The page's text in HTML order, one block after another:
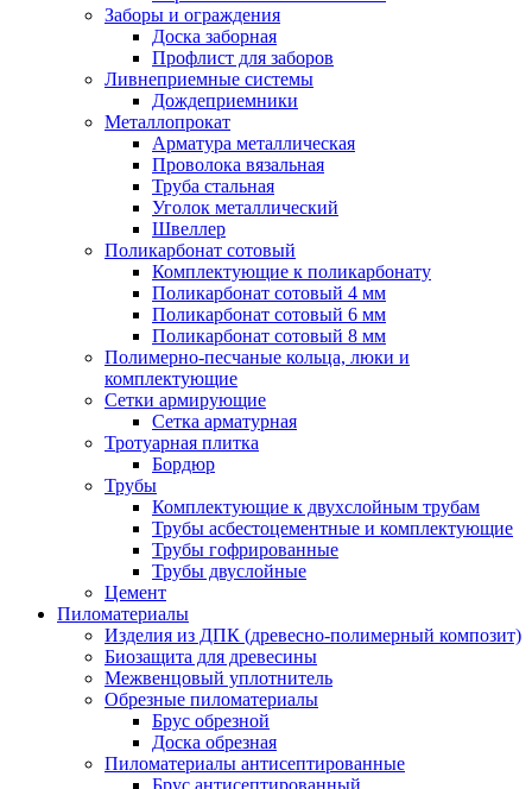
Заборы и ограждения
Доска заборная
Профлист для заборов
Ливнеприемные системы
Дождеприемники
Металлопрокат
Арматура металлическая
Проволока вязальная
Труба стальная
Уголок металлический
Швеллер
Поликарбонат сотовый
Комплектующие к поликарбонату
Поликарбонат сотовый 4 мм
Поликарбонат сотовый 6 мм
Поликарбонат сотовый 8 мм
Полимерно-песчаные кольца, люки и
комплектующие
Сетки армирующие
Сетка арматурная
Тротуарная плитка
Бордюр
Трубы
Комплектующие к двухслойным трубам
Трубы асбестоцементные и комплектующие
Трубы гофрированные
Трубы двуслойные
Цемент
Пиломатериалы
Изделия из ДПК (древесно-полимерный композит)
Биозащита для древесины
Межвенцовый уплотнитель
Обрезные пиломатериалы
Брус обрезной
Доска обрезная
Пиломатериалы антисептированные